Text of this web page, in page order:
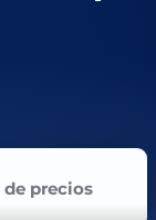
de precios